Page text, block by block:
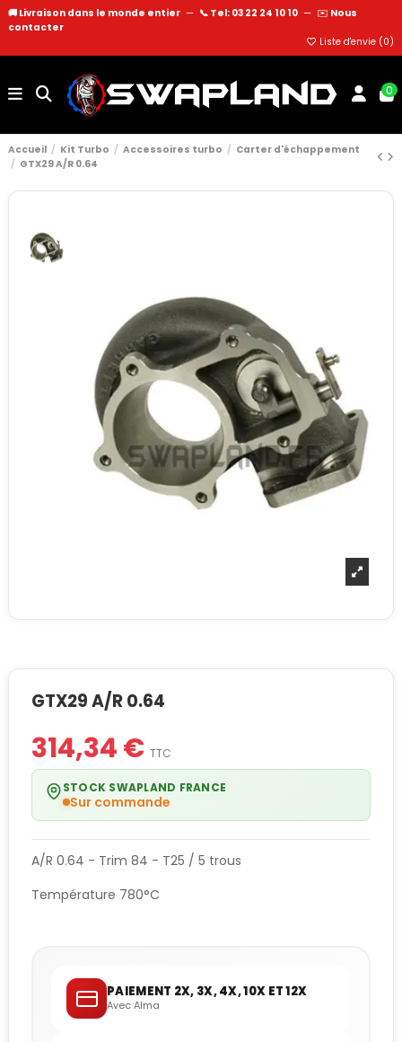
🚚 Livraison dans le monde entier — 📞 Tel: 03 22 24 10 10 — ✉️ Nous
contacter
Liste d'envie (0)
0
Accueil Kit Turbo Accessoires turbo
Carter d'échappement
GTX29 A/R 0.64
GTX29 A/R 0.64
314,34 € TTC
STOCK SWAPLAND FRANCE
Sur commande
A/R 0.64 - Trim 84 - T25 / 5 trous
Température 780°C
PAIEMENT 2X, 3X, 4X, 10X ET 12X
Avec Alma